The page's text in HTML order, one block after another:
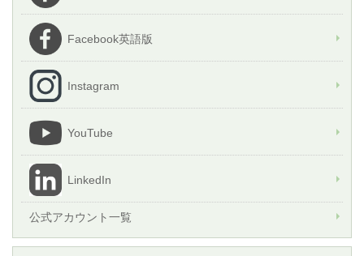
Facebook英語版
Instagram
YouTube
LinkedIn
公式アカウント一覧